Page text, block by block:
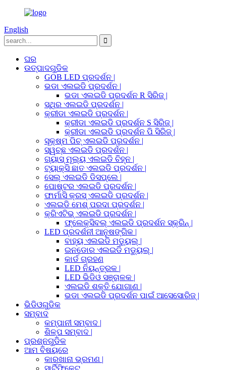
English
ଘର
ଉତ୍ପାଦଗୁଡିକ
GOB LED ପ୍ରଦର୍ଶନ |
ଭଡା ଏଲଇଡି ପ୍ରଦର୍ଶନ |
ଭଡା ଏଲଇଡି ପ୍ରଦର୍ଶନ R ସିରିଜ୍ |
ସ୍ଥିର ଏଲଇଡି ପ୍ରଦର୍ଶନ |
କ୍ରୀଡା ଏଲଇଡି ପ୍ରଦର୍ଶନ |
କ୍ରୀଡା ଏଲଇଡି ପ୍ରଦର୍ଶନ S ସିରିଜ୍ |
କ୍ରୀଡା ଏଲଇଡି ପ୍ରଦର୍ଶନ ପି ସିରିଜ୍ |
ସୂକ୍ଷ୍ମ ପିଚ୍ ଏଲଇଡି ପ୍ରଦର୍ଶନ |
ସ୍ୱଚ୍ଛ ଏଲଇଡି ପ୍ରଦର୍ଶନ |
ଗ୍ୟାସ୍ ମୂଲ୍ୟ ଏଲଇଡି ଚିହ୍ନ |
ଟ୍ୟାକ୍ସି ଛାତ ଏଲଇଡି ପ୍ରଦର୍ଶନ |
ସେଲ୍ ଏଲଇଡି ଡିସପ୍ଲେ |
ପୋଷ୍ଟର ଏଲଇଡି ପ୍ରଦର୍ଶନ |
ଫାର୍ମାସି କ୍ରସ୍ ଏଲଇଡି ପ୍ରଦର୍ଶନ |
ଏଲଇଡି ମେଶ୍ ପରଦା ପ୍ରଦର୍ଶନ |
କ୍ରିଏଟିଭ୍ ଏଲଇଡି ପ୍ରଦର୍ଶନ |
ଫ୍ଲେକ୍ସିବଲ୍ ଏଲଇଡି ପ୍ରଦର୍ଶନ ସ୍କ୍ରିନ୍ |
LED ପ୍ରଦର୍ଶନୀ ଆନୁଷଙ୍ଗିକ |
ବାହ୍ୟ ଏଲଇଡି ମଡ୍ୟୁଲ୍ |
ଇନଡୋର ଏଲଇଡି ମଡ୍ୟୁଲ୍ |
କାର୍ଡ ଗ୍ରହଣ
LED ନିୟନ୍ତ୍ରକ |
LED ଭିଡିଓ ସଞ୍ଚାଳକ |
ଏଲଇଡି ଶକ୍ତି ଯୋଗାଣ |
ଭଡା ଏଲଇଡି ପ୍ରଦର୍ଶନ ପାଇଁ ଆସେସୋରିଜ୍ |
ଭିଡିଓଗୁଡିକ
ସମ୍ବାଦ
କମ୍ପାନୀ ସମ୍ବାଦ |
ଶିଳ୍ପ ସମ୍ବାଦ |
ପ୍ରଶ୍ନଗୁଡିକ
ଆମ ବିଷୟରେ
କାରଖାନା ଭ୍ରମଣ |
ସାର୍ଟିଫିକେଟ୍